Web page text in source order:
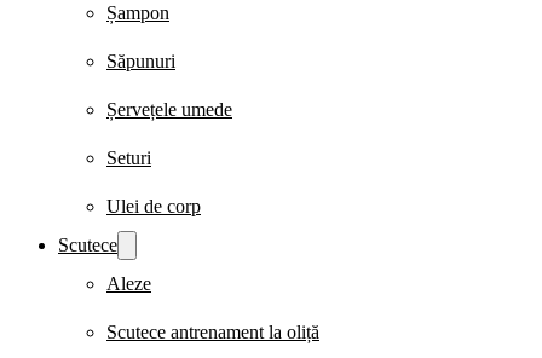
Șampon
Săpunuri
Șervețele umede
Seturi
Ulei de corp
Scutece
Aleze
Scutece antrenament la oliță